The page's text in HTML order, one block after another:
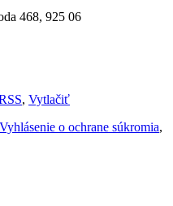
468, 925 06
, Vytlačiť
Vyhlásenie o ochrane súkromia,